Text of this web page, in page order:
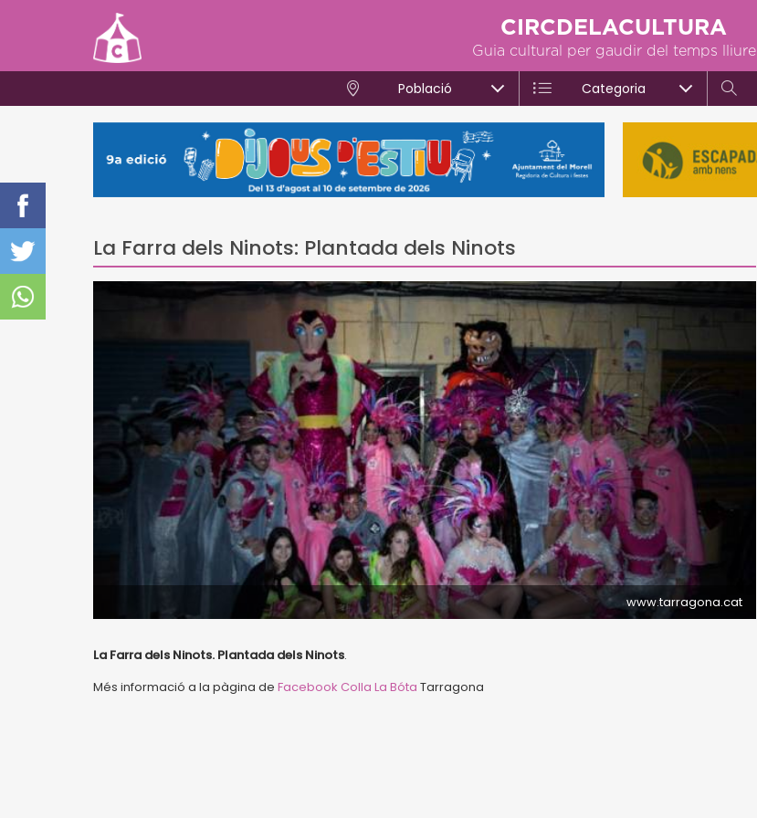
CIRCDELACULTURA
Guia cultural per gaudir del temps lliure
Població Categoria
La Farra dels Ninots: Plantada dels Ninots
www.tarragona.cat
La Farra dels Ninots. Plantada dels Ninots.
Més informació a la pàgina de Facebook Colla La Bóta Tarragona